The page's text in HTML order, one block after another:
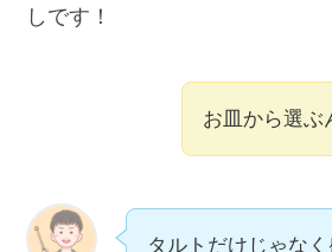
しです！
お皿から選ぶ
タルトだけじゃな